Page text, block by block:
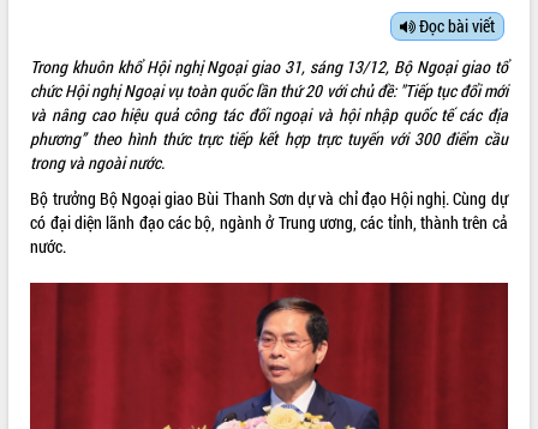
SỞ, BAN, NGÀNH
UBND CÁC XÃ, PHƯỜNG
HỆ THỐNG VĂN BẢN
VĂN BẢN HĐND TỈNH
Đọc bài viết
Trong khuôn khổ Hội nghị Ngoại giao 31, sáng 13/12, Bộ Ngoại giao tổ
chức Hội nghị Ngoại vụ toàn quốc lần thứ 20 với chủ đề: "Tiếp tục đổi mới
và nâng cao hiệu quả công tác đối ngoại và hội nhập quốc tế các địa
phương” theo hình thức trực tiếp kết hợp trực tuyến với 300 điểm cầu
trong và ngoài nước.
Bộ trưởng Bộ Ngoại giao Bùi Thanh Sơn dự và chỉ đạo Hội nghị. Cùng dự
có đại diện lãnh đạo các bộ, ngành ở Trung ương, các tỉnh, thành trên cả
nước.